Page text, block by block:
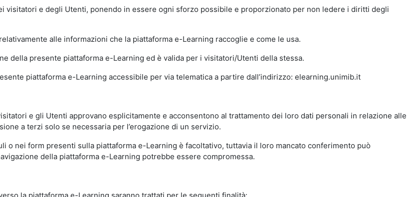
visitatori e degli Utenti, ponendo in essere ogni sforzo possibile e proporzionato per non ledere i diritti degli
alle informazioni che la piattaforma e-Learning raccoglie e come le usa.
della presente piattaforma e-Learning ed è valida per i visitatori/Utenti della stessa.
piattaforma e-Learning accessibile per via telematica a partire dall’indirizzo: elearning.unimib.it
e gli Utenti approvano esplicitamente e acconsentono al trattamento dei loro dati personali in relazione alle
a terzi solo se necessaria per l’erogazione di un servizio.
o nei form presenti sulla piattaforma e-Learning è facoltativo, tuttavia il loro mancato conferimento può
della piattaforma e-Learning potrebbe essere compromessa.